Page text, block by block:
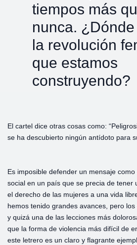
tiempos más
nunca.
la revolución
que estamos
construyendo?
El cartel dice otras cosas como:
se ha descubierto ningún antídoto para
Es imposible defender un mensaje
social en un país que se precia de tener
el derecho de las mujeres a una vida
hemos tenido grandes avances, pero los
y quizá una de las lecciones más
que la forma de violencia más difícil de
este letrero es un claro y flagrante